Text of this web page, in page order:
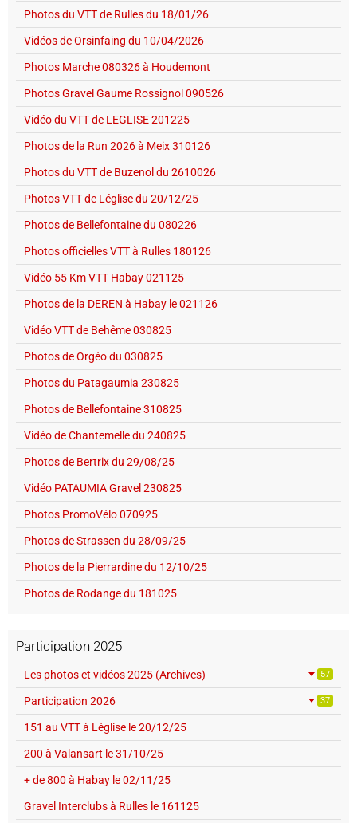
Photos du VTT de Rulles du 18/01/26
Vidéos de Orsinfaing du 10/04/2026
Photos Marche 080326 à Houdemont
Photos Gravel Gaume Rossignol 090526
Vidéo du VTT de LEGLISE 201225
Photos de la Run 2026 à Meix 310126
Photos du VTT de Buzenol du 2610026
Photos VTT de Léglise du 20/12/25
Photos de Bellefontaine du 080226
Photos officielles VTT à Rulles 180126
Vidéo 55 Km VTT Habay 021125
Photos de la DEREN à Habay le 021126
Vidéo VTT de Behême 030825
Photos de Orgéo du 030825
Photos du Patagaumia 230825
Photos de Bellefontaine 310825
Vidéo de Chantemelle du 240825
Photos de Bertrix du 29/08/25
Vidéo PATAUMIA Gravel 230825
Photos PromoVélo 070925
Photos de Strassen du 28/09/25
Photos de la Pierrardine du 12/10/25
Photos de Rodange du 181025
Participation 2025
Les photos et vidéos 2025 (Archives) 57
Participation 2026 37
151 au VTT à Léglise le 20/12/25
200 à Valansart le 31/10/25
+ de 800 à Habay le 02/11/25
Gravel Interclubs à Rulles le 161125